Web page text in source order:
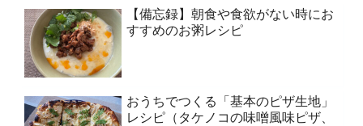
【備忘録】朝食や食欲がない時にお
すすめのお粥レシピ
おうちでつくる「基本のピザ生地」
レシピ（タケノコの味噌風味ピザ、